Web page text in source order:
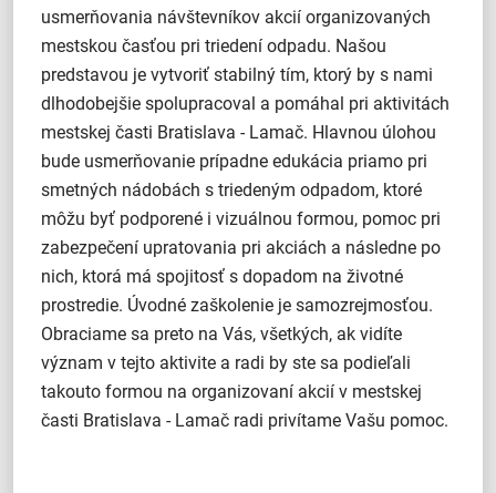
usmerňovania návštevníkov akcií organizovaných
mestskou časťou pri triedení odpadu. Našou
predstavou je vytvoriť stabilný tím, ktorý by s nami
dlhodobejšie spolupracoval a pomáhal pri aktivitách
mestskej časti Bratislava - Lamač. Hlavnou úlohou
bude usmerňovanie prípadne edukácia priamo pri
smetných nádobách s triedeným odpadom, ktoré
môžu byť podporené i vizuálnou formou, pomoc pri
zabezpečení upratovania pri akciách a následne po
nich, ktorá má spojitosť s dopadom na životné
prostredie. Úvodné zaškolenie je samozrejmosťou.
Obraciame sa preto na Vás, všetkých, ak vidíte
význam v tejto aktivite a radi by ste sa podieľali
takouto formou na organizovaní akcií v mestskej
časti Bratislava - Lamač radi privítame Vašu pomoc.